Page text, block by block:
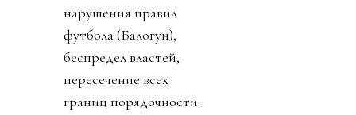
нарушения правил
футбола (Балогун),
беспредел властей,
пересечение всех
границ порядочности.